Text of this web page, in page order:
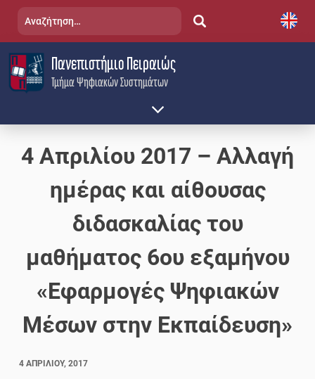
content
Τμήμα Ψηφιακών Συστημάτων
Πανεπιστήμιο Πειραιώς
Αναζήτηση
4 Απριλίου 2017 – Αλλαγή
ημέρας και αίθουσας
διδασκαλίας του
μαθήματος 6ου εξαμήνου
«Εφαρμογές Ψηφιακών
Μέσων στην Εκπαίδευση»
4 ΑΠΡΙΛΊΟΥ, 2017